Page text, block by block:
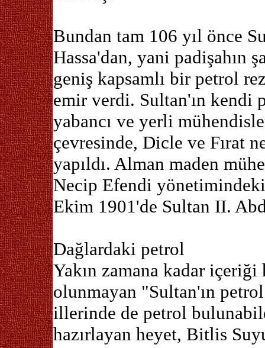
Bundan tam 106 yıl önce
Hassa'dan, yani padişahın
geniş kapsamlı bir petrol
emir verdi. Sultan'ın kendi
yabancı ve yerli
çevresinde, Dicle ve Fırat
yapıldı. Alman maden
Necip Efendi yönetimindeki
Ekim 1901'de Sultan II.
Dağlardaki petrol
Yakın zamana kadar
olunmayan "Sultan'ın
illerinde de petrol
hazırlayan heyet, Bitlis